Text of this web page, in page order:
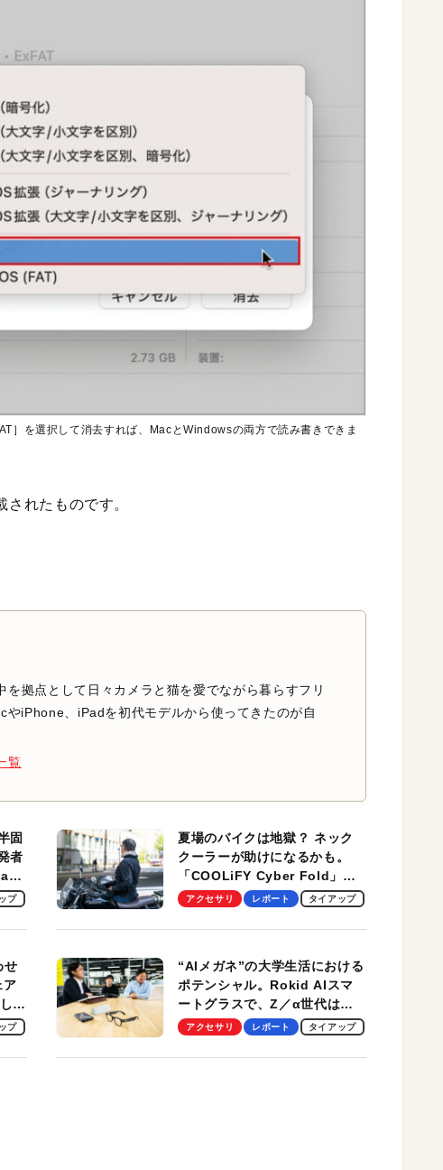
］を選択して消去すれば、MacとWindowsの両方で読み書きできま
れたものです。
を拠点として日々カメラと猫を愛でながら暮らすフリ
やiPhone、iPadを初代モデルから使ってきたのが自
覧
固
者
プ
夏場のバイクは地獄？ ネック
クーラーが助けになるかも。
「COOLiFY Cyber Fold」レ
ビュー。冷却の速さ、密着する
性がグッド！
アクセサリ レポート タイアップ
せ
ア
て
ス
プ
“AIメガネ”の大学生活における
ポテンシャル。Rokid AIスマ
ートグラスで、Z／α世代は何
を見る？ 現役学生起業家、そ
【PR】
アクセサリ レポート タイアップ